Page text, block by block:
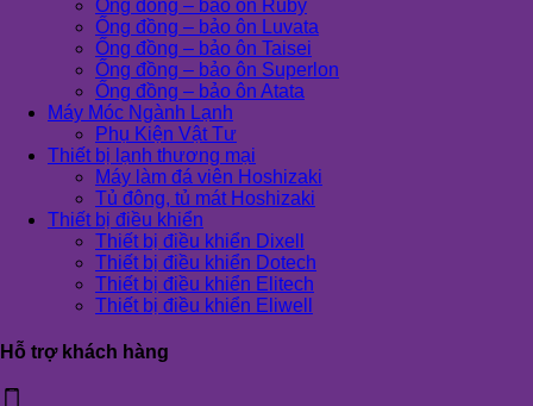
Ống đồng – bảo ôn Ruby
Ống đồng – bảo ôn Luvata
Ống đồng – bảo ôn Taisei
Ống đồng – bảo ôn Superlon
Ống đồng – bảo ôn Atata
Máy Móc Ngành Lạnh
Phụ Kiện Vật Tư
Thiết bị lạnh thương mại
Máy làm đá viên Hoshizaki
Tủ đông, tủ mát Hoshizaki
Thiết bị điều khiển
Thiết bị điều khiển Dixell
Thiết bị điều khiển Dotech
Thiết bị điều khiển Elitech
Thiết bị điều khiển Eliwell
Hỗ trợ khách hàng